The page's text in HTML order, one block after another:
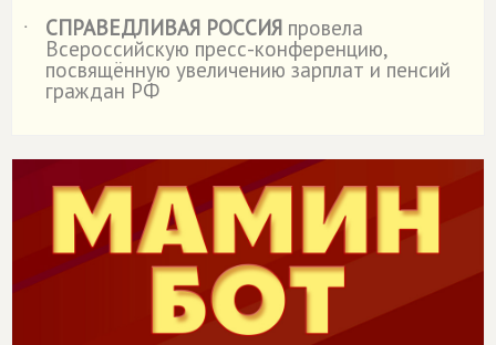
˙
СПРАВЕДЛИВАЯ РОССИЯ провела
Всероссийскую пресс-конференцию,
посвящённую увеличению зарплат и пенсий
граждан РФ